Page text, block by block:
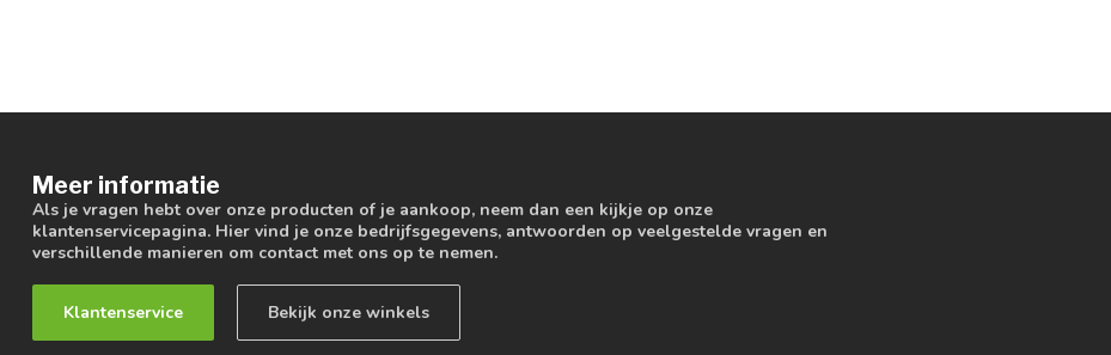
Meer informatie
Als je vragen hebt over onze producten of je aankoop, neem dan een kijkje op onze
klantenservicepagina. Hier vind je onze bedrijfsgegevens, antwoorden op veelgestelde vragen en
verschillende manieren om contact met ons op te nemen.
Klantenservice Bekijk onze winkels